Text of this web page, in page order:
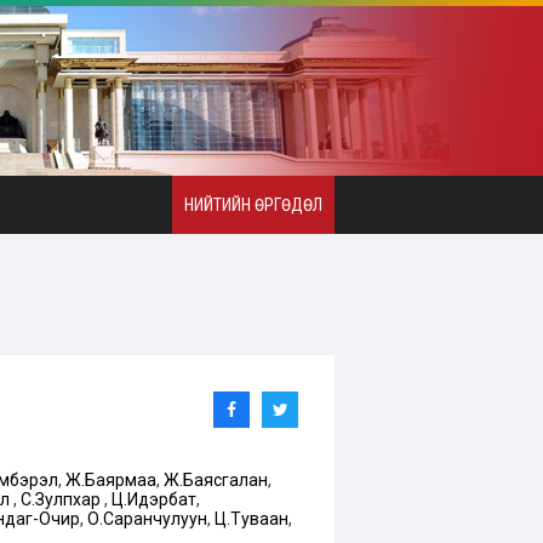
НИЙТИЙН ӨРГӨДӨЛ
, Ж.Баярмаа, Ж.Баясгалан,
, С.Зулпхар , Ц.Идэрбат,
Очир, О.Саранчулуун, Ц.Туваан,